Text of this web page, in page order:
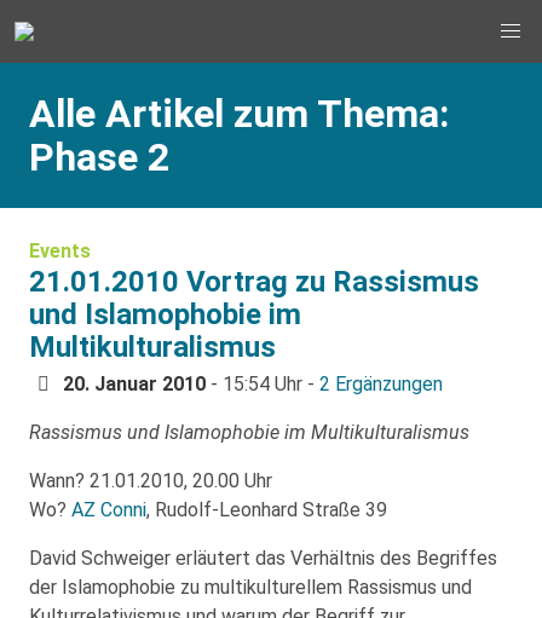
Alle Artikel zum Thema:
Phase 2
Events
21.01.2010 Vortrag zu Rassismus
und Islamophobie im
Multikulturalismus
20. Januar 2010 - 15:54 Uhr - 2 Ergänzungen
Rassismus und Islamophobie im Multikulturalismus
Wann? 21.01.2010, 20.00 Uhr
Wo? AZ Conni, Rudolf-Leonhard Straße 39
David Schweiger erläutert das Verhältnis des Begriffes
der Islamophobie zu multikulturellem Rassismus und